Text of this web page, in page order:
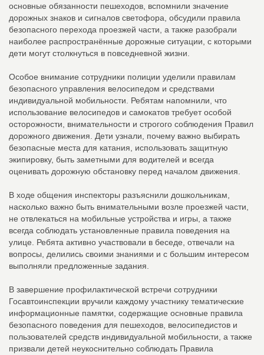
основные обязанности пешеходов, вспомнили значение
дорожных знаков и сигналов светофора, обсудили правила
безопасного перехода проезжей части, а также разобрали
наиболее распространённые дорожные ситуации, с которыми
дети могут столкнуться в повседневной жизни.
Особое внимание сотрудники полиции уделили правилам
безопасного управления велосипедом и средствами
индивидуальной мобильности. Ребятам напомнили, что
использование велосипедов и самокатов требует особой
осторожности, внимательности и строгого соблюдения Правил
дорожного движения. Дети узнали, почему важно выбирать
безопасные места для катания, использовать защитную
экипировку, быть заметными для водителей и всегда
оценивать дорожную обстановку перед началом движения.
В ходе общения инспекторы разъяснили дошкольникам,
насколько важно быть внимательными возле проезжей части,
не отвлекаться на мобильные устройства и игры, а также
всегда соблюдать установленные правила поведения на
улице. Ребята активно участвовали в беседе, отвечали на
вопросы, делились своими знаниями и с большим интересом
выполняли предложенные задания.
В завершение профилактической встречи сотрудники
Госавтоинспекции вручили каждому участнику тематические
информационные памятки, содержащие основные правила
безопасного поведения для пешеходов, велосипедистов и
пользователей средств индивидуальной мобильности, а также
призвали детей неукоснительно соблюдать Правила